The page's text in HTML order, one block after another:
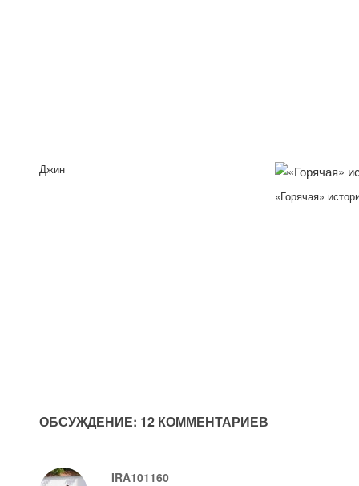
Джин
«Горячая»
ОБСУЖДЕНИЕ: 12 КОММЕНТАРИЕВ
IRA101160